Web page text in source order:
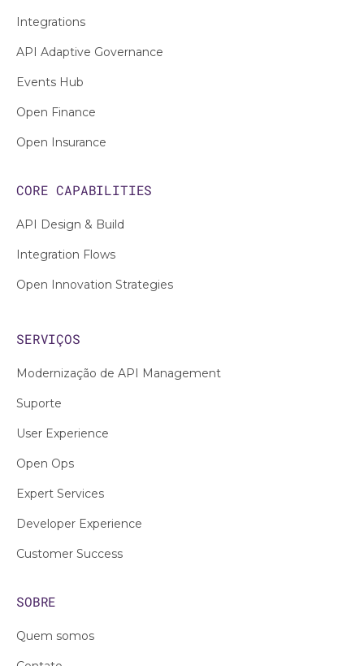
Integrations
API Adaptive Governance
Events Hub
Open Finance
Open Insurance
CORE CAPABILITIES
API Design & Build
Integration Flows
Open Innovation Strategies
SERVIÇOS
Modernização de API Management
Suporte
User Experience
Open Ops
Expert Services
Developer Experience
Customer Success
SOBRE
Quem somos